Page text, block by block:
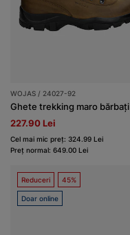
WOJAS / 24027-92
Ghete trekking maro bărbați
227.90 Lei
Cel mai mic preț: 324.99 Lei
Preț normal: 649.00 Lei
Reduceri 45%
Doar online